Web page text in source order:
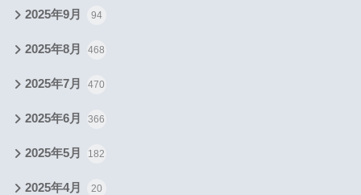
2025年9月 94
2025年8月 468
2025年7月 470
2025年6月 366
2025年5月 182
2025年4月 20